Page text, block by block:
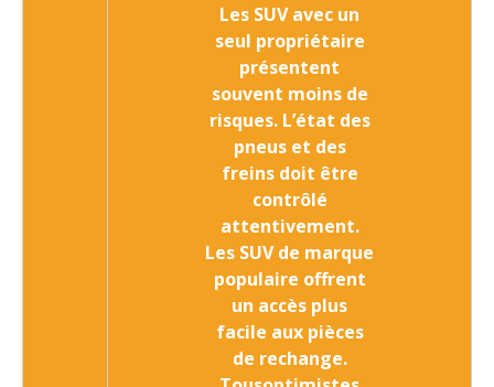
Les SUV avec un
seul propriétaire
présentent
souvent moins de
risques. L’état des
pneus et des
freins doit être
contrôlé
attentivement.
Les SUV de marque
populaire offrent
un accès plus
facile aux pièces
de rechange.